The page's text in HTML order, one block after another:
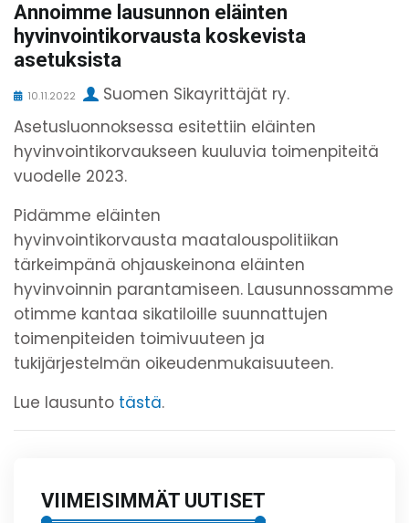
Annoimme lausunnon eläinten
hyvinvointikorvausta koskevista
asetuksista
10.11.2022
Suomen Sikayrittäjät ry.
Asetusluonnoksessa esitettiin eläinten
hyvinvointikorvaukseen kuuluvia toimenpiteitä
vuodelle 2023.
Pidämme eläinten
hyvinvointikorvausta maatalouspolitiikan
tärkeimpänä ohjauskeinona eläinten
hyvinvoinnin parantamiseen. Lausunnossamme
otimme kantaa sikatiloille suunnattujen
toimenpiteiden toimivuuteen ja
tukijärjestelmän oikeudenmukaisuuteen.
Lue lausunto tästä.
VIIMEISIMMÄT UUTISET